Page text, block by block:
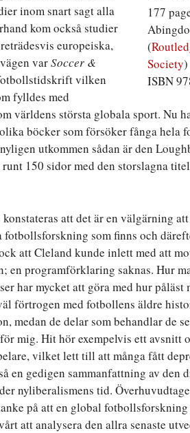
177
(
Society)
ISBN
inom snart sagt alla
kom också studier
europeiska,
varSoccer &
vilken
fylldes med
världens största globala sport. Nu
böcker som försöker fånga hela
utkommen sådan är den
150 sidor med den storslagna
att det är en välgärning
fotbollsforskning som finns och
att Cleland kunde inlett med att
en programförklaring saknas. Hur
har mycket att göra med hur påläst
förtrogen med fotbollens äldre
medan de delar som behandlar de
mig. Hit hör exempelvis ett avsnitt
vilket lett till att många fått
en gedigen sammanfattning av den
nyliberalismens tid.
på att en global
att analysera den allra senaste